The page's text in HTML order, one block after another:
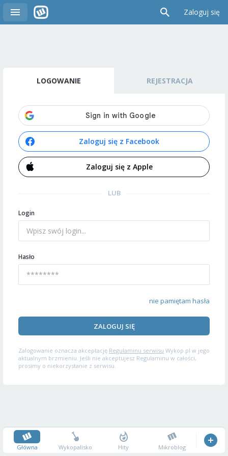
Zaloguj się
LOGOWANIE REJESTRACJA
Zaloguj się z Facebook
Zaloguj się z Apple
LUB
Login
Hasło
nie pamiętam hasła
ZALOGUJ SIĘ
Zalogowanie oznacza akceptację Regulaminu serwisu Wykop.pl w jego
aktualnym brzmieniu. Jeśli nie akceptujesz Regulaminu w całości,
prosimy o niekorzystanie z serwisu.
Główna Wykopalisko Hity Mikroblog